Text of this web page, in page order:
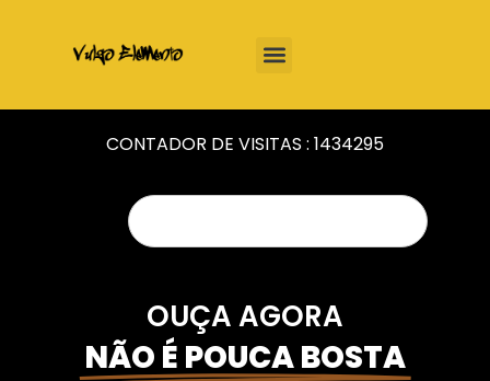
CONTADOR DE VISITAS : 1434295
OUÇA AGORA
NÃO É POUCA BOSTA